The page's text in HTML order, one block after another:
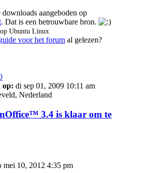
aangeboden op
. Dat is een betrouwbare bron.
Ubuntu Linux
voor het forum al gelezen?
op: di sep 01, 2009 10:11 am
Nederland
3.4 is klaar om te
mei 10, 2012 4:35 pm